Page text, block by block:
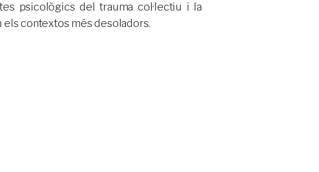
psicològics del trauma col·lectiu i la
els contextos més desoladors.